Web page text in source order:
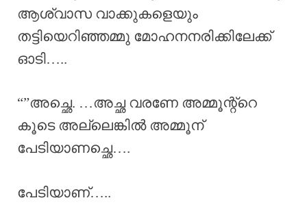
ആശ്വാസ വാക്കുകളെയും
തട്ടിയെറിഞ്ഞമ്മു മോഹനനരിക്കിലേക്ക്
ഓടി…..
“”അച്ഛെ. …അച്ഛ വരണേ അമ്മൂന്റ്റെ
കൂടെ അല്ലെങ്കിൽ അമ്മൂന്
പേടിയാണച്ഛെ….
പേടിയാണ്…..